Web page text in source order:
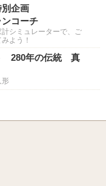
別企画
コーチ
シミュレーターで、ご
よう！
280年の伝統 真
形